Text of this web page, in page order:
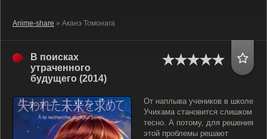
Anime-share » Аканэ Томонага
В поисках
утраченного
будущего (2014)
От наплыва учеников в школе
Учихама становится слишком
тесно. А потому, для решения
этой проблемы решают